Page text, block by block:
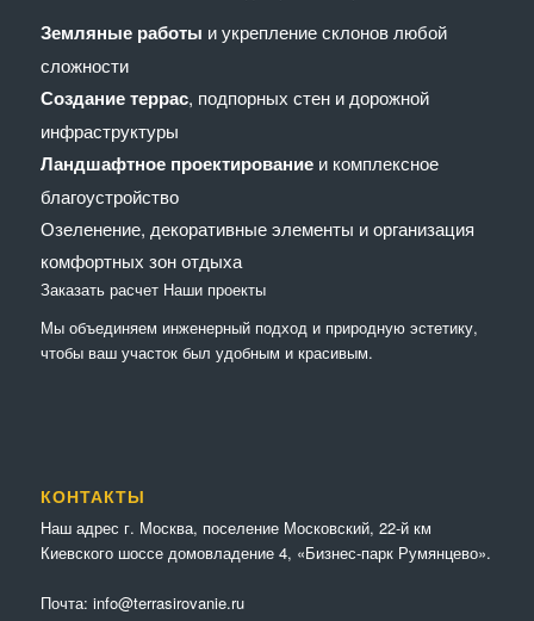
Земляные работы и укрепление склонов любой
сложности
Создание террас, подпорных стен и дорожной
инфраструктуры
Ландшафтное проектированиеи комплексное
благоустройство
Озеленение, декоративные элементы и организация
комфортных зон отдыха
Заказать расчет Наши проекты
Мы объединяем инженерный подход и природную эстетику,
чтобы ваш участок был удобным и красивым.
КОНТАКТЫ
Наш адрес г. Москва, поселение Московский, 22-й км
Киевского шоссе домовладение 4, «Бизнес-парк Румянцево».
Почта: info@terrasirovanie.ru